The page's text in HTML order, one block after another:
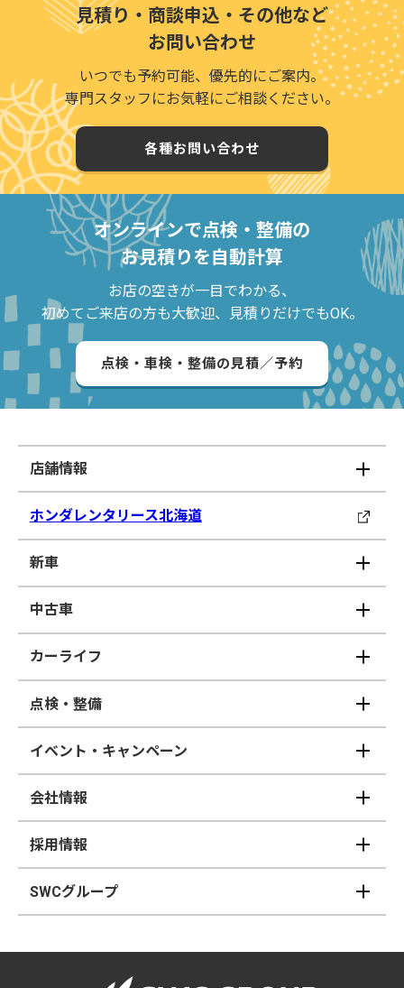
見積り・商談申込・その他など
お問い合わせ
いつでも予約可能、優先的にご案内。
専門スタッフにお気軽にご相談ください。
各種お問い合わせ
オンラインで点検・整備の
お見積りを自動計算
お店の空きが一目でわかる、
初めてご来店の方も大歓迎、見積りだけでもOK。
点検・車検・整備の見積／予約
店舗情報
ホンダレンタリース北海道
新車
中古車
カーライフ
点検・整備
イベント・キャンペーン
会社情報
採用情報
SWCグループ